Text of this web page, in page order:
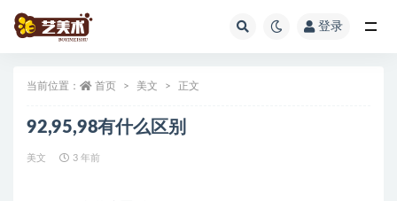
登录
当前位置： 首页 美文 正文
92,95,98有什么区别
美文 3 年前